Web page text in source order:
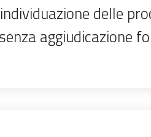
delle
aggiudicazione